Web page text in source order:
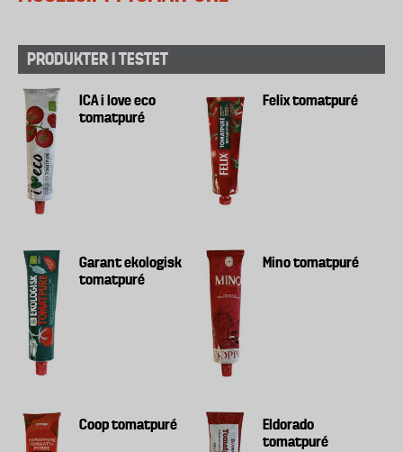
PRODUKTER I TESTET
ICA i love eco
tomatpuré
Felix tomatpuré
Garant ekologisk
tomatpuré
Mino tomatpuré
Coop tomatpuré
Eldorado
tomatpuré